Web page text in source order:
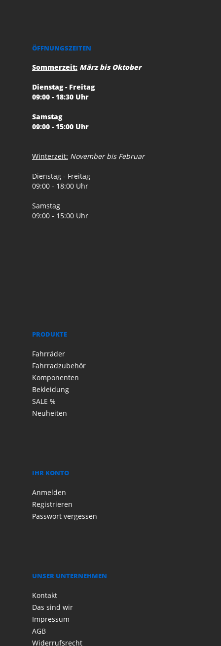
ÖFFNUNGSZEITEN
Sommerzeit: März bis Oktober
Dienstag - Freitag
09:00 - 18:30 Uhr
Samstag
09:00 - 15:00 Uhr
Winterzeit: November bis Februar
Dienstag - Freitag
09:00 - 18:00 Uhr
Samstag
09:00 - 15:00 Uhr
PRODUKTE
Fahrräder
Fahrradzubehör
Komponenten
Bekleidung
SALE %
Neuheiten
IHR KONTO
Anmelden
Registrieren
Passwort vergessen
UNSER UNTERNEHMEN
Kontakt
Das sind wir
Impressum
AGB
Widerrufsrecht